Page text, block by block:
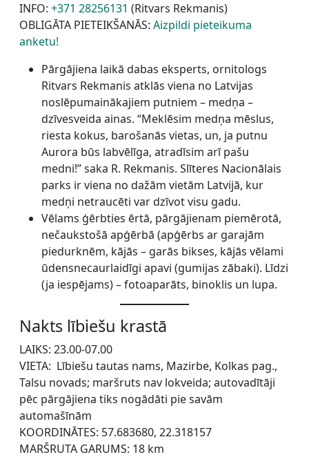
INFO: +371 28256131 (Ritvars Rekmanis)
OBLIGĀTA PIETEIKŠANĀS: Aizpildi pieteikuma
anketu!
Pārgājiena laikā dabas eksperts, ornitologs
Ritvars Rekmanis atklās viena no Latvijas
noslēpumainākajiem putniem – medņa –
dzīvesveida ainas. “Meklēsim medņa mēslus,
riesta kokus, barošanās vietas, un, ja putnu
Aurora būs labvēlīga, atradīsim arī pašu
medni!” saka R. Rekmanis. Slīteres Nacionālais
parks ir viena no dažām vietām Latvijā, kur
medņi netraucēti var dzīvot visu gadu.
Vēlams ģērbties ērtā, pārgājienam piemērotā,
nečaukstošā apģērbā (apģērbs ar garajām
piedurknēm, kājās – garās bikses, kājās vēlami
ūdensnecaurlaidīgi apavi (gumijas zābaki). Līdzi
(ja iespējams) – fotoaparāts, binoklis un lupa.
Nakts lībiešu krastā
LAIKS: 23.00-07.00
VIETA: Lībiešu tautas nams, Mazirbe, Kolkas pag.,
Talsu novads; maršruts nav lokveida; autovadītāji
pēc pārgājiena tiks nogādāti pie savām
automašīnām
KOORDINĀTES: 57.683680, 22.318157
MARŠRUTA GARUMS: 18 km